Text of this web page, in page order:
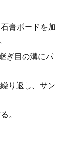
膏ボードを加
ぎ目の溝にパ
り返し、サン
。